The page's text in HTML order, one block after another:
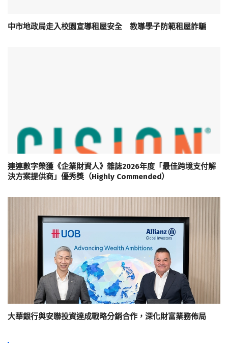
中市地政局走入校園宣導租屋安全 教導學子防範租屋詐騙
連連數字榮獲《企業財資人》雜誌2026年度「最佳跨境支付解
決方案提供商」優秀獎（Highly Commended）
大華銀行與安聯投資達成戰略分銷合作，深化財富業務佈局